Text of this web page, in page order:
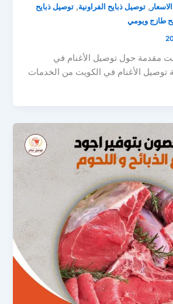
,توصيل ذبايح الفراونية,توصيل ذبايح
طازج ويومي
مقدمة حول توصيل الأغنام في
توصيل الأغنام في الكويت من الخدمات